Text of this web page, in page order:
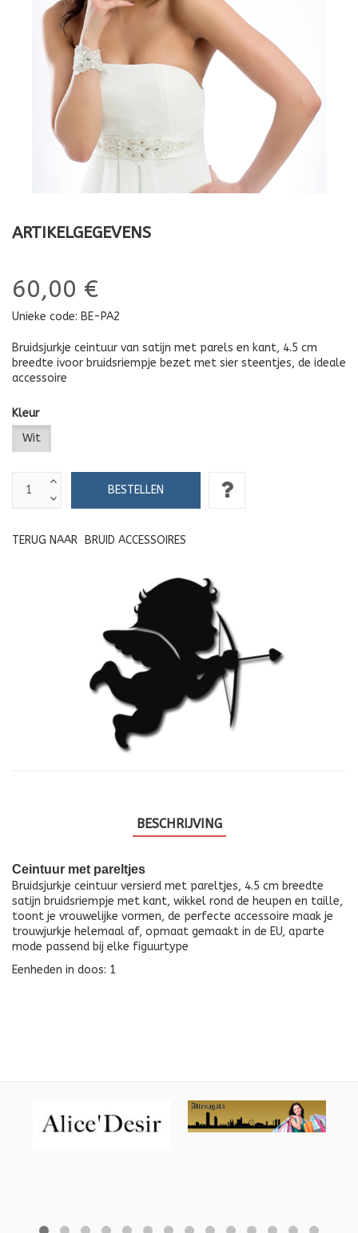
ARTIKELGEGEVENS
60,00 €
Unieke code: BE-PA2
Bruidsjurkje ceintuur van satijn met parels en kant, 4.5 cm
breedte ivoor bruidsriempje bezet met sier steentjes, de ideale
accessoire
Kleur
Wit
TERUG NAAR BRUID ACCESSOIRES
BESCHRIJVING
Ceintuur met pareltjes
Bruidsjurkje ceintuur versierd met pareltjes, 4.5 cm breedte
satijn bruidsriempje met kant, wikkel rond de heupen en taille,
toont je vrouwelijke vormen, de perfecte accessoire maak je
trouwjurkje helemaal af, opmaat gemaakt in de EU, aparte
mode passend bij elke figuurtype
Eenheden in doos: 1